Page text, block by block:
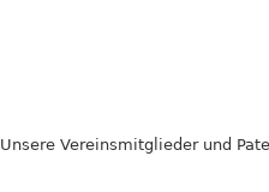
Unsere Vereinsmitglieder und